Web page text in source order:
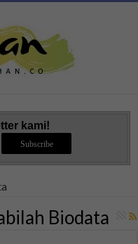
kami!
Biodata